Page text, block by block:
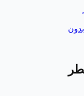
بدون